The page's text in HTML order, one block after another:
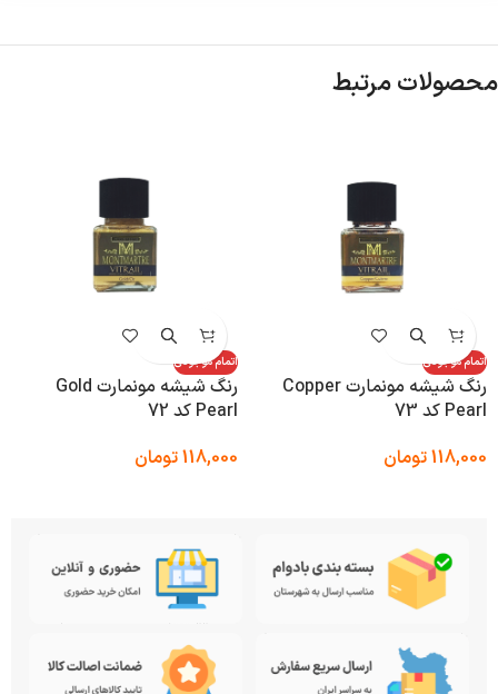
محصولات مرتبط
اتمام موجودی
رنگ شیشه مونمارت Copper
Pearl کد 73
118,000تومان
اتمام موجودی
رنگ شیشه مونمارت Gold
Pearl کد 72
118,000تومان